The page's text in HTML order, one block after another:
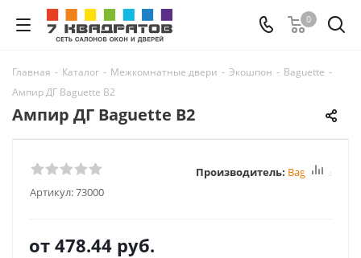
0
Главная - Каталог - Межкомнатные двери - Экошпон - Baguette -
Ампир ДГ Baguette B2
Ампир ДГ Baguette B2
Артикул:73000
Производитель: Baguette
от 478.44 руб.